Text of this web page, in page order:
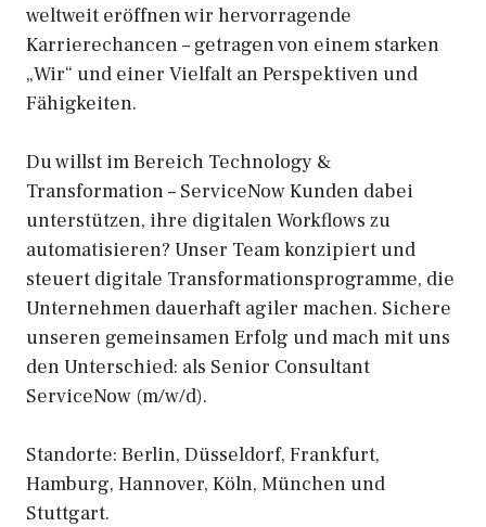
weltweit eröffnen wir hervorragende
Karrierechancen – getragen von einem starken
„Wir“ und einer Vielfalt an Perspektiven und
Fähigkeiten.
Du willst im Bereich Technology &
Transformation – ServiceNow Kunden dabei
unterstützen, ihre digitalen Workflows zu
automatisieren? Unser Team konzipiert und
steuert digitale Transformationsprogramme, die
Unternehmen dauerhaft agiler machen. Sichere
unseren gemeinsamen Erfolg und mach mit uns
den Unterschied: als Senior Consultant
ServiceNow (m/w/d).
Standorte: Berlin, Düsseldorf, Frankfurt,
Hamburg, Hannover, Köln, München und
Stuttgart.